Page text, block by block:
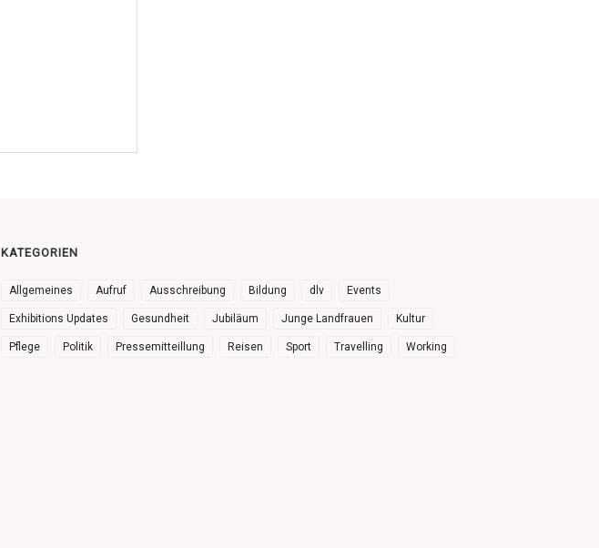
KATEGORIEN
Allgemeines Aufruf Ausschreibung Bildung dlv Events
Exhibitions Updates Gesundheit Jubiläum Junge Landfrauen Kultur
Pflege Politik Pressemitteillung Reisen Sport Travelling Working